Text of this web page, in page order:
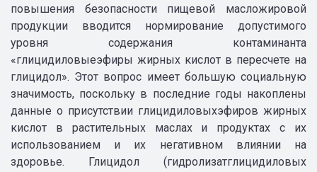
повышения безопасности пищевой масложировой
продукции вводится нормирование допустимого
уровня содержания контаминанта
«глицидиловыеэфиры жирных кислот в пересчете на
глицидол». Этот вопрос имеет большую социальную
значимость, поскольку в последние годы накоплены
данные о присутствии глицидиловыхэфиров жирных
кислот в растительных маслах и продуктах с их
использованием и их негативном влиянии на
здоровье. Глицидол (гидролизатглицидиловых